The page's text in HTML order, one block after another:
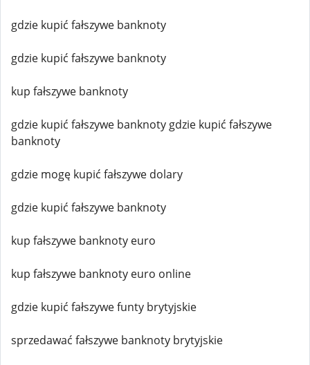
gdzie kupić fałszywe banknoty
gdzie kupić fałszywe banknoty
kup fałszywe banknoty
gdzie kupić fałszywe banknoty gdzie kupić fałszywe
banknoty
gdzie mogę kupić fałszywe dolary
gdzie kupić fałszywe banknoty
kup fałszywe banknoty euro
kup fałszywe banknoty euro online
gdzie kupić fałszywe funty brytyjskie
sprzedawać fałszywe banknoty brytyjskie